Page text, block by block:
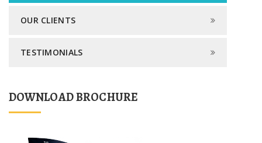
OUR CLIENTS
TESTIMONIALS
DOWNLOAD BROCHURE